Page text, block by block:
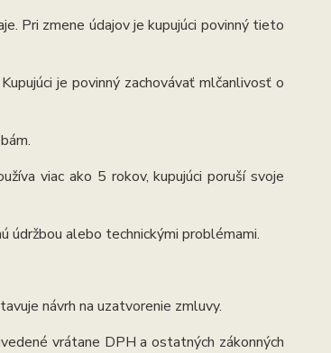
Pri zmene údajov je kupujúci povinný tieto
je povinný zachovávať mlčanlivosť o
viac ako 5 rokov, kupujúci poruší svoje
údržbou alebo technickými problémami.
návrh na uzatvorenie zmluvy.
vrátane DPH a ostatných zákonných